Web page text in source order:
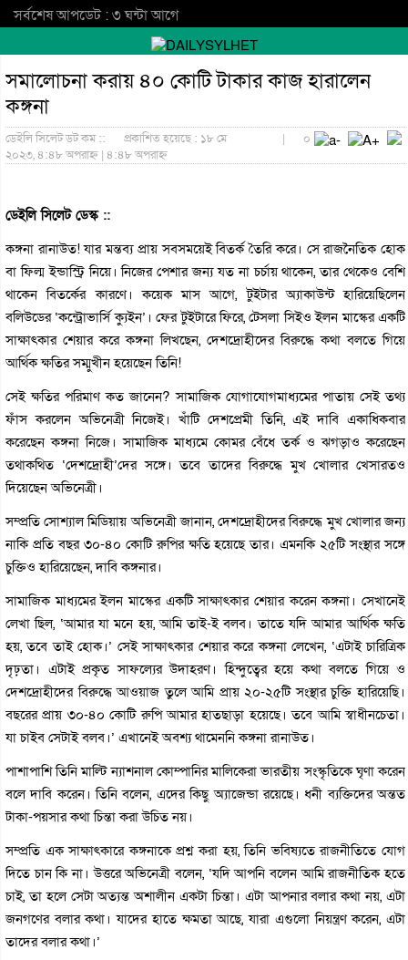
সর্বশেষ আপডেট : ৩ ঘন্টা আগে
সমালোচনা করায় ৪০ কোটি টাকার কাজ হারালেন
কঙ্গনা
ডেইলি সিলেট ডট কম ::
প্রকাশিত হয়েছে : ১৮ মে
২০২৩, ৪:৪৮ অপরাহ্ন | ৪:৪৮ অপরাহ্ন
| ০
ডেইলি সিলেট ডেস্ক ::
কঙ্গনা রানাউত! যার মন্তব্য প্রায় সবসময়েই বিতর্ক তৈরি করে। সে রাজনৈতিক হোক
বা ফিল্ম ইন্ডাস্ট্রি নিয়ে। নিজের পেশার জন্য যত না চর্চায় থাকেন, তার থেকেও বেশি
থাকেন বিতর্কের কারণে। কয়েক মাস আগে, টুইটার অ্যাকাউন্ট হারিয়েছিলেন
বলিউডের ‘কন্ট্রোভার্সি ক্যুইন’। ফের টুইটারে ফিরে, টেসলা সিইও ইলন মাস্কের একটি
সাক্ষাৎকার শেয়ার করে কঙ্গনা লিখছেন, দেশদ্রোহীদের বিরুদ্ধে কথা বলতে গিয়ে
আর্থিক ক্ষতির সম্মুখীন হয়েছেন তিনি!
সেই ক্ষতির পরিমাণ কত জানেন? সামাজিক যোগাযোগমাধ্যমের পাতায় সেই তথ্য
ফাঁস করলেন অভিনেত্রী নিজেই। খাঁটি দেশপ্রেমী তিনি, এই দাবি একাধিকবার
করেছেন কঙ্গনা নিজে। সামাজিক মাধ্যমে কোমর বেঁধে তর্ক ও ঝগড়াও করেছেন
তথাকথিত ‘দেশদ্রোহী’দের সঙ্গে। তবে তাদের বিরুদ্ধে মুখ খোলার খেসারতও
দিয়েছেন অভিনেত্রী।
সম্প্রতি সোশ্যাল মিডিয়ায় অভিনেত্রী জানান, দেশদ্রোহীদের বিরুদ্ধে মুখ খোলার জন্য
নাকি প্রতি বছর ৩০-৪০ কোটি রুপির ক্ষতি হয়েছে তার। এমনকি ২৫টি সংস্থার সঙ্গে
চুক্তিও হারিয়েছেন, দাবি কঙ্গনার।
সামাজিক মাধ্যমের ইলন মাস্কের একটি সাক্ষাৎকার শেয়ার করেন কঙ্গনা। সেখানেই
লেখা ছিল, ‘আমার যা মনে হয়, আমি তাই-ই বলব। তাতে যদি আমার আর্থিক ক্ষতি
হয়, তবে তাই হোক।’ সেই সাক্ষাৎকার শেয়ার করে কঙ্গনা লেখেন, ‘এটাই চারিত্রিক
দৃঢ়তা। এটাই প্রকৃত সাফল্যের উদাহরণ। হিন্দুত্বের হয়ে কথা বলতে গিয়ে ও
দেশদ্রোহীদের বিরুদ্ধে আওয়াজ তুলে আমি প্রায় ২০-২৫টি সংস্থার চুক্তি হারিয়েছি।
বছরের প্রায় ৩০-৪০ কোটি রুপি আমার হাতছাড়া হয়েছে। তবে আমি স্বাধীনচেতা।
যা চাইব সেটাই বলব।’ এখানেই অবশ্য থামেননি কঙ্গনা রানাউত।
পাশাপাশি তিনি মাল্টি ন্যাশনাল কোম্পানির মালিকেরা ভারতীয় সংস্কৃতিকে ঘৃণা করেন
বলে দাবি করেন। তিনি বলেন, এদের কিছু অ্যাজেন্ডা রয়েছে। ধনী ব্যক্তিদের অন্তত
টাকা-পয়সার কথা চিন্তা করা উচিত নয়।
সম্প্রতি এক সাক্ষাৎকারে কঙ্গনাকে প্রশ্ন করা হয়, তিনি ভবিষ্যতে রাজনীতিতে যোগ
দিতে চান কি না। উত্তরে অভিনেত্রী বলেন, ‘যদি আপনি বলেন আমি রাজনীতিক হতে
চাই, তা হলে সেটা অত্যন্ত অশালীন একটা চিন্তা। এটা আপনার বলার কথা নয়, এটা
জনগণের বলার কথা। যাদের হাতে ক্ষমতা আছে, যারা এগুলো নিয়ন্ত্রণ করেন, এটা
তাদের বলার কথা।’